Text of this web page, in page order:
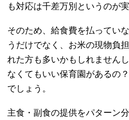
も対応は千差万別というのが実
そのため、給食費を払ってい
うだけでなく、お米の現物負
れた方も多いかもしれません
なくてもいい保育園があるの
でしょう。
主食・副食の提供をパターン